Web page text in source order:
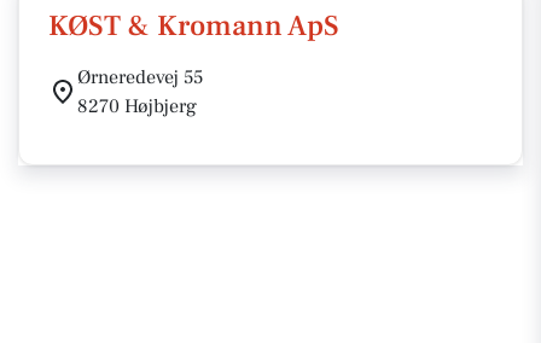
KØST & Kromann ApS
Ørneredevej 55
8270 Højbjerg